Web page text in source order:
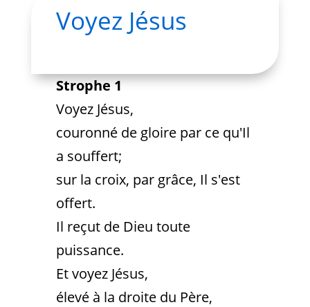
Voyez Jésus
Strophe 1
Voyez Jésus,
couronné de gloire par ce qu'Il
a souffert;
sur la croix, par grâce, Il s'est
offert.
Il reçut de Dieu toute
puissance.
Et voyez Jésus,
élevé à la droite du Père,